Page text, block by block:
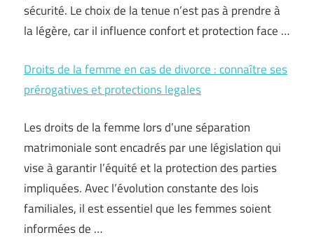
sécurité. Le choix de la tenue n’est pas à prendre à
la légère, car il influence confort et protection face …
Droits de la femme en cas de divorce : connaître ses
prérogatives et protections legales
Les droits de la femme lors d’une séparation
matrimoniale sont encadrés par une législation qui
vise à garantir l’équité et la protection des parties
impliquées. Avec l’évolution constante des lois
familiales, il est essentiel que les femmes soient
informées de …